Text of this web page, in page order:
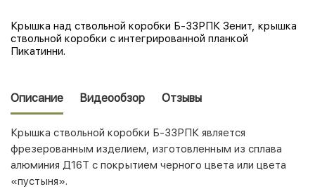
Крышка над ствольной коробки Б-33РПК Зенит, крышка
ствольной коробки с интегрированной планкой
Пикатинни.
Описание Видеообзор Отзывы
Крышка ствольной коробки Б-33РПК является
фрезерованным изделием, изготовленным из сплава
алюминия Д16Т с покрытием черного цвета или цвета
«пустыня».